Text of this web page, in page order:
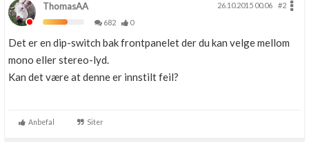
ThomasAA 26.10.2015 00.06
#2
682
0
Det er en dip-switch bak frontpanelet der du kan velge mellom
mono eller stereo-lyd.
Kan det være at denne er innstilt feil?
Anbefal Siter